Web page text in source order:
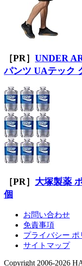
［PR］ UNDER
パンツ UAテック
［PR］ 大塚製薬
個
お問い合わせ
免責事項
プライバシー ポ
サイトマップ
Copyright 2006-2026